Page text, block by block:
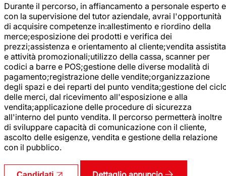
Durante il percorso, in affiancamento a personale esperto e
con la supervisione del tutor aziendale, avrai l'opportunità
di acquisire competenze in:allestimento e riordino della
merce;esposizione dei prodotti e verifica dei
prezzi;assistenza e orientamento al cliente;vendita assistita
e attività promozionali;utilizzo della cassa, scanner per
codici a barre e POS;gestione delle diverse modalità di
pagamento;registrazione delle vendite;organizzazione
degli spazi e dei reparti del punto vendita;gestione del
delle merci, dal ricevimento all'esposizione e alla
vendita;applicazione delle procedure di sicurezza
all'interno del punto vendita. Il percorso permetterà inoltre
di sviluppare capacità di comunicazione con il cliente,
ascolto delle esigenze, vendita e gestione della relazione
con il pubblico.